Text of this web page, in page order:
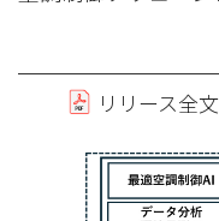
リリース全